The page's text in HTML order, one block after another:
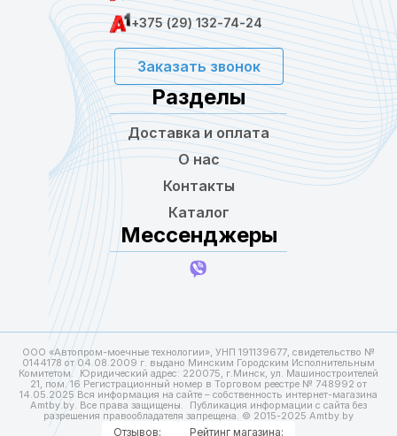
+375 (29) 132-74-24
Заказать звонок
Разделы
Доставка и оплата
О нас
Контакты
Каталог
Мессенджеры
ООО «Автопром-моечные технологии», УНП 191139677, свидетельство №
0144178 от 04.08.2009 г. выдано Минским Городским Исполнительным
Комитетом. Юридический адрес: 220075, г.Минск, ул. Машиностроителей
21, пом. 16 Регистрационный номер в Торговом реестре № 748992 от
14.05.2025 Вся информация на сайте – собственность интернет-магазина
Amtby.by. Все права защищены. Публикация информации с сайта без
разрешения правообладателя запрещена. © 2015-2025 Amtby.by
Отзывов: Рейтинг магазина: